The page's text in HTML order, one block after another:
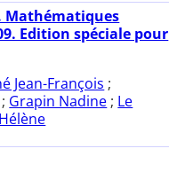
Mathématiques
Edition spéciale pour
Jean-François ;
; Grapin Nadine ; Le